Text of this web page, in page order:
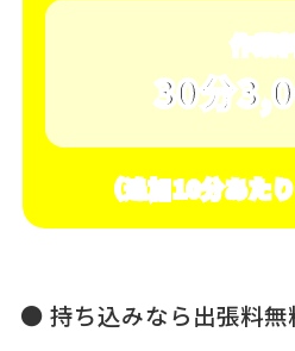
作業
30分
（追加10分あた
持ち込みなら出張料無